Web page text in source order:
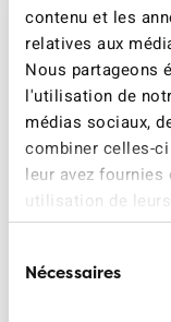
contenu et les
relatives aux
Nous partageons
l'utilisation de
médias sociaux,
combiner celles-
leur avez
utilisation de leurs
Nécessaires
En tant que
d'autres
véhicules à
pour vélos,
réduit et des
demi-tarif
actions P+Rail.